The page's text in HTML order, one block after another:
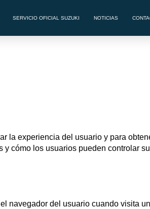
SERVICIO OFICIAL SUZUKI NOTICIAS
la experiencia del usuario y para
cómo los usuarios pueden controlar
navegador del usuario cuando visita